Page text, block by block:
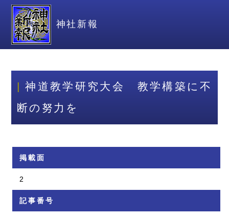
神社新報
神道教学研究大会 教学構築に不
断の努力を
掲載面
2
記事番号